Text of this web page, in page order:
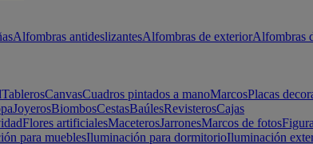
Alfombras antideslizantesAlfombras de exteriorAlfombras
TablerosCanvasCuadros pintados a manoMarcosPlacas
JoyerosBiombosCestasBaúlesRevisterosCajas
Flores artificialesMaceterosJarronesMarcos de fotos
para mueblesIluminación para dormitorioIluminación